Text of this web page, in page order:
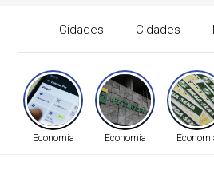
Cidades Cidades
Economia Economia